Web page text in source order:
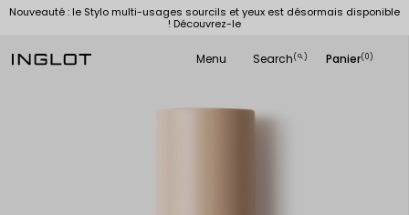
Nouveauté : le Stylo multi-usages sourcils et yeux est désormais disponible
! Découvrez-le
Menu Search(
search ) Panier(0)